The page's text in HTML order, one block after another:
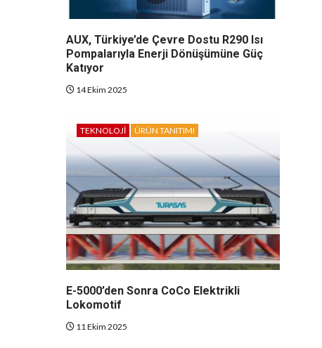
AUX, Türkiye’de Çevre Dostu R290 Isı
Pompalarıyla Enerji Dönüşümüne Güç
Katıyor
14 Ekim 2025
TEKNOLOJI ÜRÜN TANITIMI
E-5000’den Sonra CoCo Elektrikli
Lokomotif
11 Ekim 2025